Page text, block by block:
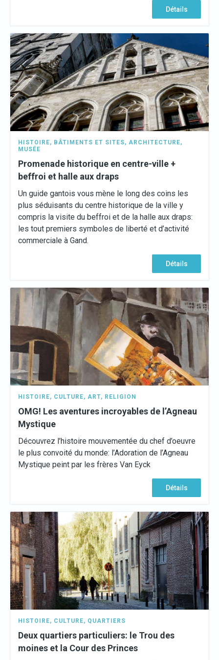
Détails
HISTOIRE, BÂTIMENTS ET SITES, ARCHITECTURE,
MUSÉE
Promenade historique en centre-ville +
beffroi et halle aux draps
Un guide gantois vous mène le long des coins les
plus séduisants du centre historique de la ville y
compris la visite du beffroi et de la halle aux draps:
les tout premiers symboles de liberté et d’activité
commerciale à Gand.
Détails
HISTOIRE, CULTURE, ART, RELIGION
OMG! Les aventures incroyables de l’Agneau
Mystique
Découvrez l’histoire mouvementée du chef d’oeuvre
le plus convoité du monde: l’Adoration de l’Agneau
Mystique peint par les frères Van Eyck
Détails
HISTOIRE, CULTURE, QUARTIERS
Deux quartiers particuliers: le Trou des
moines et la Cour des Princes